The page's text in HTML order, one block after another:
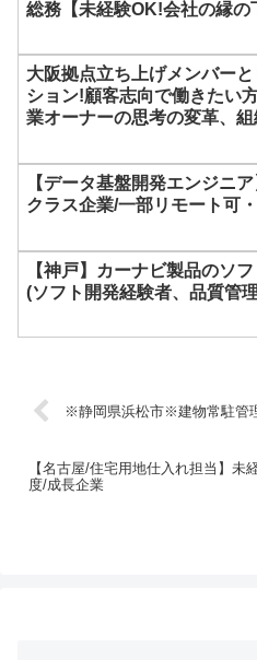
て
く
だ
。
総務【未経験OK!会社の縁の
大阪拠点立ち上げメンバー
ション!顧客志向で働きたい
業オーナーの思考の変革、
【データ基盤開発エンジニ
クラス企業/一部リモート可
【神戸】カーナビ製品のソ
(ソフト開発経験者、品質管
※静岡県浜松市※建物常駐管
【名古屋/住宅用地仕入れ担当】未
度/成長企業